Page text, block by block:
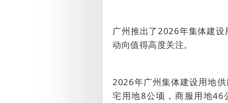
广州推出了2026年集体建
动向值得高度关注。
2026年广州集体建设用地
宅用地8公顷，商服用地46